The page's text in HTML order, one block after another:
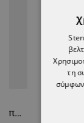
Γυναικεία Ιατρική Μπλούζα άσπρο ALEGRA WHITE/DARK PINK
τη